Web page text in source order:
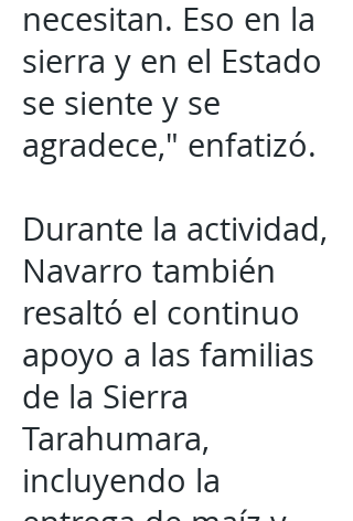
necesitan. Eso en la
sierra y en el Estado
se siente y se
agradece," enfatizó.
Durante la actividad,
Navarro también
resaltó el continuo
apoyo a las familias
de la Sierra
Tarahumara,
incluyendo la